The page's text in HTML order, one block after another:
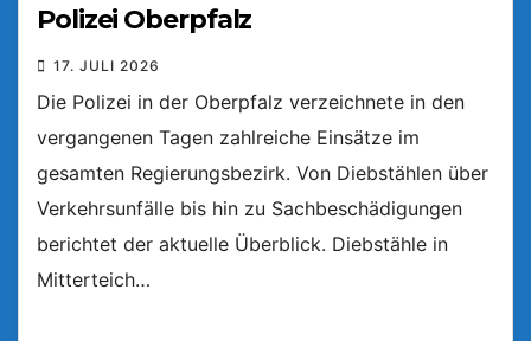
Polizei Oberpfalz
17. JULI 2026
Die Polizei in der Oberpfalz verzeichnete in den
vergangenen Tagen zahlreiche Einsätze im
gesamten Regierungsbezirk. Von Diebstählen über
Verkehrsunfälle bis hin zu Sachbeschädigungen
berichtet der aktuelle Überblick. Diebstähle in
Mitterteich…